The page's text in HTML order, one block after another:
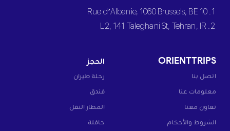
1. 10 Rue d’Albanie, 1060 Brussels, BE
2. L2, 141 Taleghani St, Tehran, IR
ORIENTTRIPS
اتصل بنا
معلومات عنا
تعاون معنا
الشروط والأحكام
الحجز
رحلة طيران
فندق
المطار النقل
حافلة